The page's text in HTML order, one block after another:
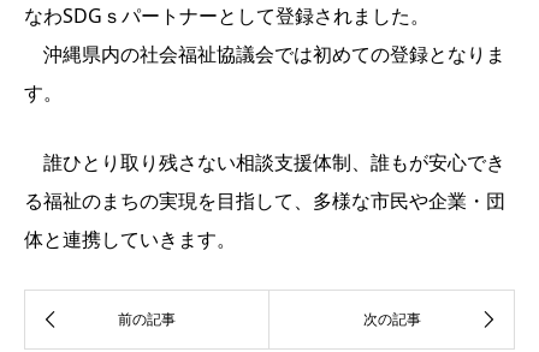
なわSDGｓパートナーとして登録されました。
沖縄県内の社会福祉協議会では初めての登録となりま
す。
誰ひとり取り残さない相談支援体制、誰もが安心でき
る福祉のまちの実現を目指して、多様な市民や企業・団
体と連携していきます。